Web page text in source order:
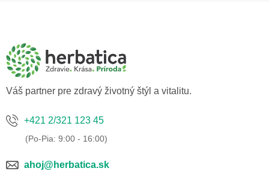
Váš partner pre zdravý životný štýl a vitalitu.
+421 2/321 123 45
ahoj@herbatica.sk